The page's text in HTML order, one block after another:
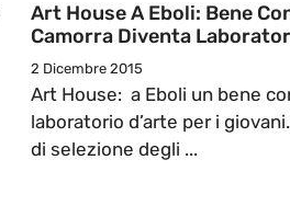
Art House A Eboli: Bene
Camorra Diventa
2 Dicembre 2015
Art House: a Eboli un bene
laboratorio d’arte per i
di selezione degli ...